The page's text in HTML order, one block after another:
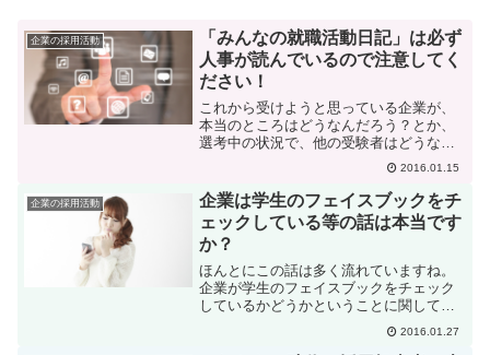
企業の採用活動
「みんなの就職活動日記」は必ず
人事が読んでいるので注意してく
ださい！
これから受けようと思っている企業が、
本当のところはどうなんだろう？とか、
選考中の状況で、他の受験者はどうなん
だろう？とか、企業に直接聞けないけ
ど、知りたいことや不安なことがありま
すよね。そういうときに学生の間で使わ
れている情報交換サイトで一...
2016.01.15
企業の採用活動
企業は学生のフェイスブックをチ
ェックしている等の話は本当です
か？
ほんとにこの話は多く流れていますね。
企業が学生のフェイスブックをチェック
しているかどうかということに関して見
かけた幾つかの質問について、長年採用
の現場にいた私の考えをまとめて書いて
2016.01.27